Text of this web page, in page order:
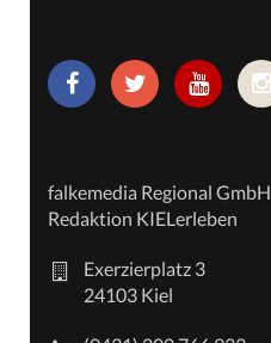
falkemedia Regional GmbH
Redaktion KIELerleben
Exerzierplatz 3
24103 Kiel